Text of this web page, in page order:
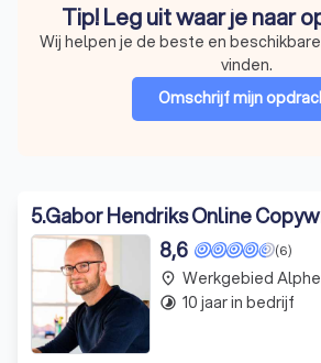
Tip! Leg uit waar je naar
Wij helpen je de beste en
vinden.
Omschrijf mijn
5.Gabor Hendriks Online
(6)
8,6
place Werkgebied
timelapse 10 jaar in bedrijf